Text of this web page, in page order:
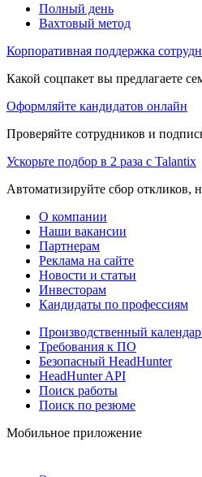
Полный день
Вахтовый метод
Корпоративная поддержка
Какой соцпакет вы предлагаете
Оформляйте кандидатов онлайн
Проверяйте сотрудников и
Ускорьте подбор в 2 раза с Talantix
Автоматизируйте сбор откликов,
О компании
Наши вакансии
Партнерам
Реклама на сайте
Новости и статьи
Инвесторам
Кандидаты по профессиям
Производственный
Требования к ПО
Безопасный HeadHunter
HeadHunter API
Поиск работы
Поиск по резюме
Мобильное приложение